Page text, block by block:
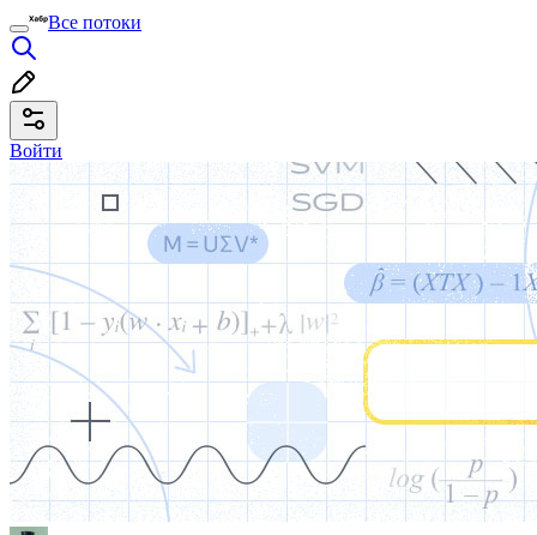
Все потоки
Войти